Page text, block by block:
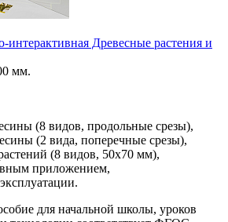
интерактивная Древесные растения и
мм.
(8 видов, продольные срезы),
(2 вида, поперечные срезы),
(8 видов, 50х70 мм),
приложением,
для начальной школы, уроков